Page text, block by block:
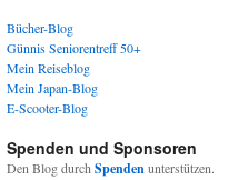
Bücher-Blog
Günnis Seniorentreff 50+
Mein Reiseblog
Mein Japan-Blog
E-Scooter-Blog
Spenden und Sponsoren
Den Blog durchSpendenunterstützen.